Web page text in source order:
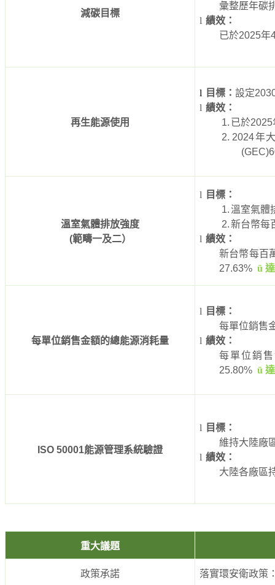
減碳目標
彙整歷年碳
l 績效：
已於2025年
再生能源使用
l 目標：設定
l 績效：
1. 已於2025
2. 2024年
溫室氣體排放強度
(範疇一及二）
l
目標：
1. 溫室氣體
2.新台幣每
l 績效：
新台幣每百
27.63%ü
每單位銷售金額的總能源消耗量
l
目標：
每單位銷售
l 績效：
每單位銷
25.80%ü
ISO 50001能源管理系統驗證
l
目標：
維持大陸廠
l 績效：
大陸各廠區
重大議題
政策承諾 落實環安衛政策